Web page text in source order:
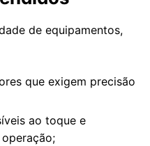
de equipamentos,
que exigem precisão
ao toque e